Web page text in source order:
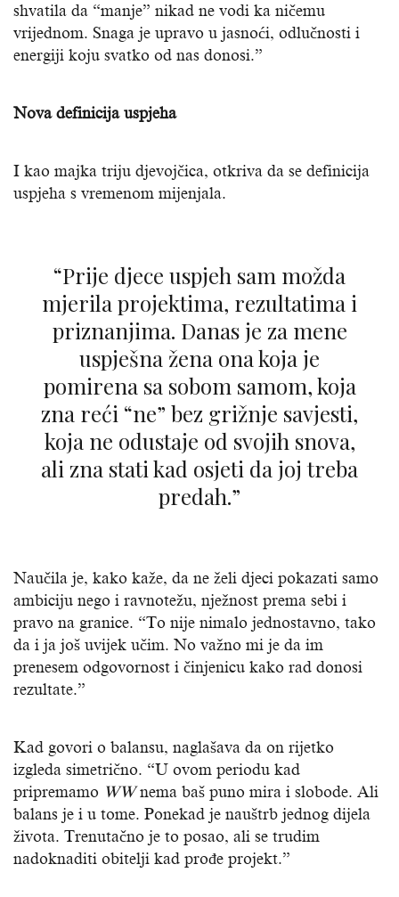
shvatila da “manje” nikad ne vodi ka ničemu
vrijednom. Snaga je upravo u jasnoći, odlučnosti i
energiji koju svatko od nas donosi.”
Nova definicija uspjeha
I kao majka triju djevojčica, otkriva da se definicija
uspjeha s vremenom mijenjala.
“Prije djece uspjeh sam možda
mjerila projektima, rezultatima i
priznanjima. Danas je za mene
uspješna žena ona koja je
pomirena sa sobom samom, koja
zna reći “ne” bez grižnje savjesti,
koja ne odustaje od svojih snova,
ali zna stati kad osjeti da joj treba
predah.”
Naučila je, kako kaže, da ne želi djeci pokazati samo
ambiciju nego i ravnotežu, nježnost prema sebi i
pravo na granice. “To nije nimalo jednostavno, tako
da i ja još uvijek učim. No važno mi je da im
prenesem odgovornost i činjenicu kako rad donosi
rezultate.”
Kad govori o balansu, naglašava da on rijetko
izgleda simetrično. “U ovom periodu kad
pripremamo WWnema baš puno mira i slobode. Ali
balans je i u tome. Ponekad je nauštrb jednog dijela
života. Trenutačno je to posao, ali se trudim
nadoknaditi obitelji kad prođe projekt.”